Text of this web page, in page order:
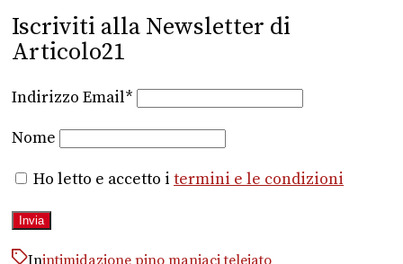
Iscriviti alla Newsletter di
Articolo21
Indirizzo Email*
Nome
Ho letto e accetto i termini e le condizioni